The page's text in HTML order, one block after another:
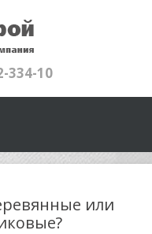
334-10
или